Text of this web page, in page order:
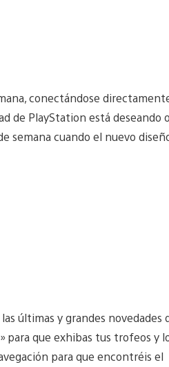
conectándose
de PlayStation está deseando
semana cuando el nuevo
últimas y grandes novedades
para que exhibas tus trofeos y
para que encontréis el